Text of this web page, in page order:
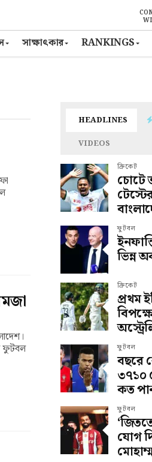
সাক্ষাৎকার RANKINGS
ফুটবল
HEADLINES
VIDEOS
ক্রিকেট
চোটে
ফুটবল
ভিন্ন
ক্রিকেট
প্রথম
ফুটবল
বছরে
৩৭১০
কত
ফুটবল
যোগ